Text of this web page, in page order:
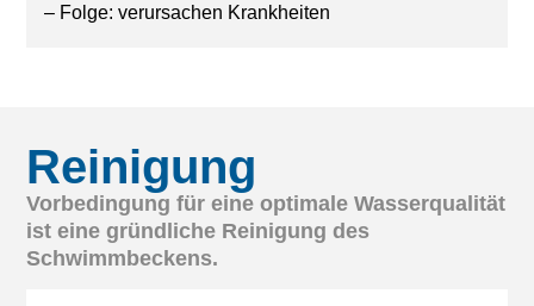
– Folge: verursachen Krankheiten
Reinigung
Vorbedingung für eine optimale Wasserqualität
ist eine gründliche Reinigung des
Schwimmbeckens.